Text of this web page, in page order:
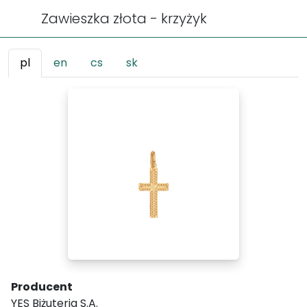
Zawieszka złota - krzyżyk
pl en cs sk
Producent
YES Biżuteria S.A.